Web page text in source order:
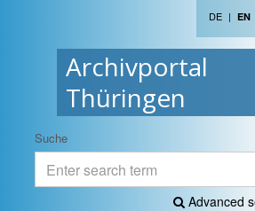
Archivportal
Thüringen
DE | EN
Suche
Advanced